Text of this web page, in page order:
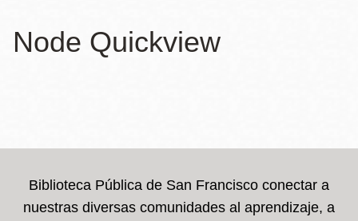
de
navegación
Node Quickview
Biblioteca Pública de San Francisco conectar a
nuestras diversas comunidades al aprendizaje, a